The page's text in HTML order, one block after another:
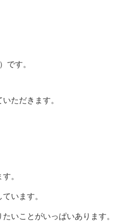
です。
ただきます。
。
います。
いことがいっぱいあります。